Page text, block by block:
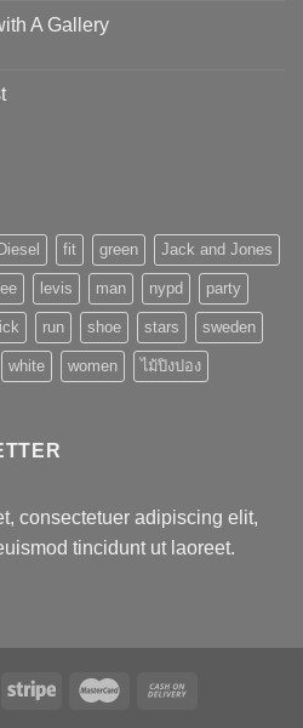
A Gallery
Diesel fit green Jack and Jones
levis man nypd party
run shoe stars sweden
white women ไม้ปิงปอง
consectetuer adipiscing elit,
tincidunt ut laoreet.